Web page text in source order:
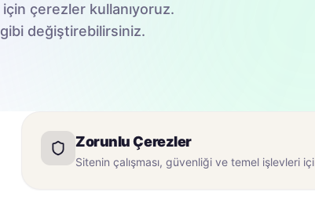
çerezler kullanıyoruz.
değiştirebilirsiniz.
Zorunlu Çerezler
Sitenin çalışması, güvenliği ve temel işlevleri